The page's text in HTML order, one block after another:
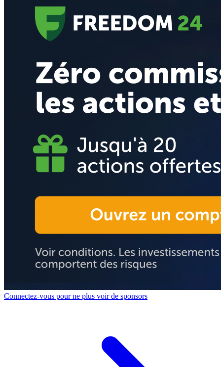
Connectez-vous pour ne plus voir de sponsors